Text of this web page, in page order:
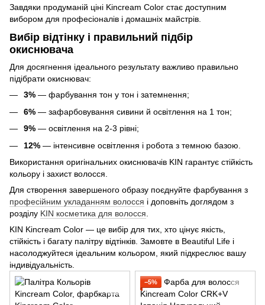
Завдяки продуманій ціні Kincream Color стає доступним
вибором для професіоналів і домашніх майстрів.
Вибір відтінку і правильний підбір
окиснювача
Для досягнення ідеального результату важливо правильно
підібрати окиснювач:
3% — фарбування тон у тон і затемнення;
6% — зафарбовування сивини й освітлення на 1 тон;
9% — освітлення на 2-3 рівні;
12% — інтенсивне освітлення і робота з темною базою.
Використання оригінальних окиснювачів KIN гарантує стійкість
кольору і захист волосся.
Для створення завершеного образу поєднуйте фарбування з
професійним укладанням волосся і доповніть доглядом з
розділу KIN косметика для волосся
KIN Kincream Color — це вибір для тих, хто цінує якість,
стійкість і багату палітру відтінків. Замовте в Beautiful Life і
насолоджуйтеся ідеальним кольором, який підкреслює вашу
індивідуальність.
−5%